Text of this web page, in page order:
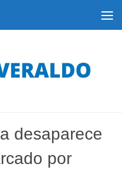
desaparece
por